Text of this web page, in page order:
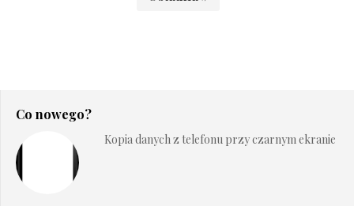
Co nowego?
Kopia danych z telefonu przy czarnym ekranie